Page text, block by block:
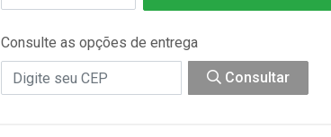
Consulte as opções de entrega
Consultar